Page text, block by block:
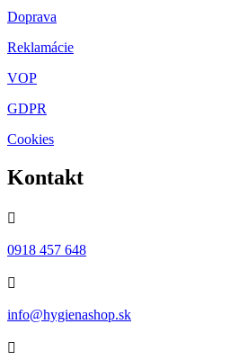
Doprava
Reklamácie
VOP
GDPR
Cookies
Kontakt

0918 457 648

info@hygienashop.sk
